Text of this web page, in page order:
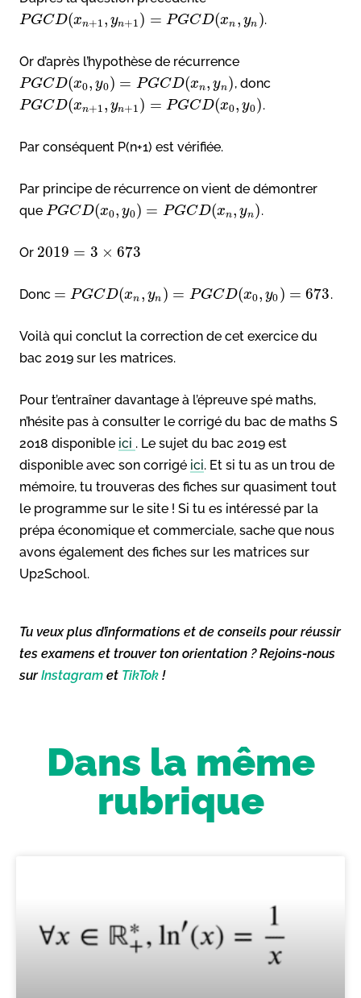
PGCD(xn+1, yn+1) = PGCD(xn , yn ).
Or d’après l’hypothèse de récurrence
PGCD(x0, y0) = PGCD(xn, yn), donc
PGCD(xn+1, yn+1) = PGCD(x0, y0).
Par conséquent P(n+1) est vérifiée.
Par principe de récurrence on vient de démontrer
que PGCD(x0, y0) = PGCD(xn, yn).
Or 2019 = 3 × 673
Donc = PGCD(xn , yn ) = PGCD(x0, y0) = 673.
Voilà qui conclut la correction de cet exercice du
bac 2019 sur les matrices.
Pour t’entraîner davantage à l’épreuve spé maths,
n’hésite pas à consulter le corrigé du bac de maths S
2018 disponible ici . Le sujet du bac 2019 est
disponible avec son corrigé ici. Et si tu as un trou de
mémoire, tu trouveras des fiches sur quasiment tout
le programme sur le site ! Si tu es intéressé par la
prépa économique et commerciale, sache que nous
avons également des fiches sur les matrices sur
Up2School.
Tu veux plus d’informations et de conseils pour réussir
tes examens et trouver ton orientation ? Rejoins-nous
surInstagram et TikTok !
Dans la même
rubrique